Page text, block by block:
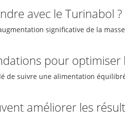
avec le Turinabol ?
significative de la
pour optimiser
de suivre une alimentation
améliorer les